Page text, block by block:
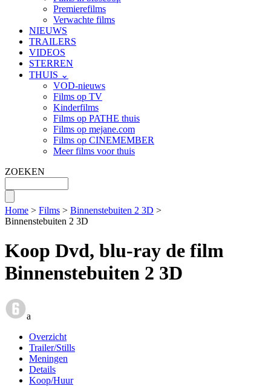
Premierefilms
Verwachte films
NIEUWS
TRAILERS
VIDEOS
STERREN
THUIS ⌄
VOD-nieuws
Films op TV
Kinderfilms
Films op PATHE thuis
Films op mejane.com
Films op CINEMEMBER
Meer films voor thuis
ZOEKEN
Home > Films > Binnenstebuiten 2 3D >
Binnenstebuiten 2 3D
Koop Dvd, blu-ray de film
Binnenstebuiten 2 3D
a
Overzicht
Trailer/Stills
Meningen
Details
Koop/Huur